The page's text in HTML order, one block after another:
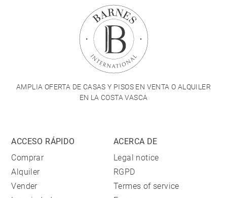
AMPLIA OFERTA DE CASAS Y PISOS EN VENTA O ALQUILER
EN LA COSTA VASCA
ACCESO RÁPIDO
Comprar
Alquiler
Vender
ACERCA DE
Legal notice
RGPD
Termes of service